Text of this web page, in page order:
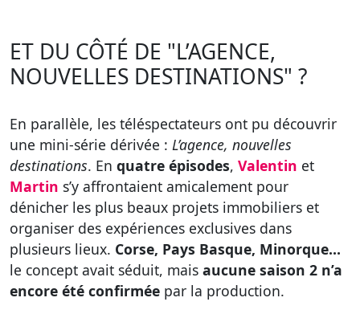
ET DU CÔTÉ DE "L’AGENCE,
NOUVELLES DESTINATIONS" ?
En parallèle, les téléspectateurs ont pu découvrir
une mini-série dérivée : L’agence, nouvelles
destinations. En quatre épisodes, Valentin et
Martin s’y affrontaient amicalement pour
dénicher les plus beaux projets immobiliers et
organiser des expériences exclusives dans
plusieurs lieux. Corse, Pays Basque, Minorque…
le concept avait séduit, mais aucune saison 2 n’a
encore été confirmée par la production.